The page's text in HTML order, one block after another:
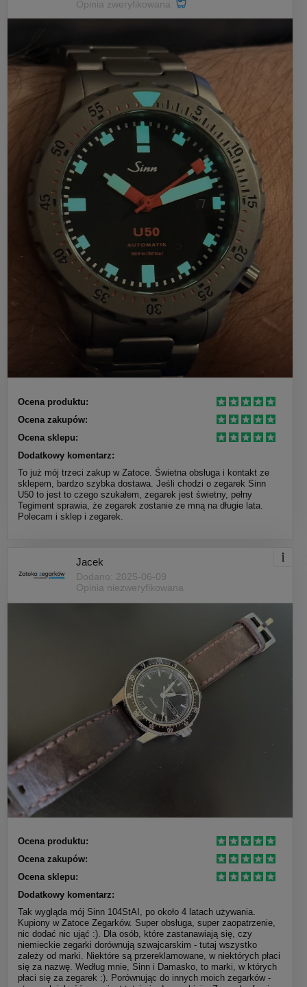
Opinia zweryfikowana
Ocena produktu:
Ocena zakupów:
Ocena sklepu:
Dodatkowy komentarz:
To już mój trzeci zakup w Zatoce. Świetna obsługa i kontakt ze
sklepem, bardzo szybka dostawa. Jeśli chodzi o zegarek Sinn
U50 to jest to czego szukałem, zegarek jest świetny, pełny
Tegiment sprawia, że zegarek zostanie ze mną na długie lata.
Polecam i sklep i zegarek.
Jacek
Dodano: 2025-06-09
Opinia niezweryfikowana
Ocena produktu:
Ocena zakupów:
Ocena sklepu:
Dodatkowy komentarz:
Tak wygląda mój Sinn 104StAI, po około 4 latach używania.
Kupiony w Zatoce Zegarków. Super obsługa, super zaopatrzenie,
nic dodać nic ująć :). Dla osób, które zastanawiają się, czy
niemieckie zegarki dorównują szwajcarskim - tutaj wszystko
zależy od marki. Niektóre są przereklamowane, w niektórych płaci
się za nazwę. Według mnie, Sinn i Damasko, to marki, w których
płaci się za zegarek :). Porównując do innych moich zegarków -